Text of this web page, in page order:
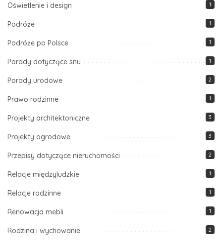
Oświetlenie i design 1
Podróże 1
Podróże po Polsce 1
Porady dotyczące snu 1
Porady urodowe 2
Prawo rodzinne 1
Projekty architektoniczne 3
Projekty ogrodowe 3
Przepisy dotyczące nieruchomości 2
Relacje międzyludzkie 1
Relacje rodzinne 1
Renowacja mebli 1
Rodzina i wychowanie 2